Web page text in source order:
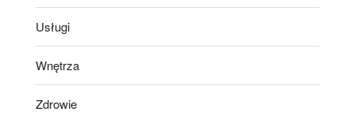
Usługi
Wnętrza
Zdrowie